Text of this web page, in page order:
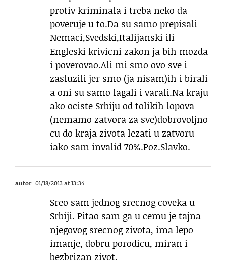
protiv kriminala i treba neko da
poveruje u to.Da su samo prepisali
Nemaci,Svedski,Italijanski ili
Engleski krivicni zakon ja bih mozda
i poverovao.Ali mi smo ovo sve i
zasluzili jer smo (ja nisam)ih i birali
a oni su samo lagali i varali.Na kraju
ako ociste Srbiju od tolikih lopova
(nemamo zatvora za sve)dobrovoljno
cu do kraja zivota lezati u zatvoru
iako sam invalid 70%.Poz.Slavko.
autor 01/18/2013 at 13:34
Sreo sam jednog srecnog coveka u
Srbiji. Pitao sam ga u cemu je tajna
njegovog srecnog zivota, ima lepo
imanje, dobru porodicu, miran i
bezbrizan zivot.